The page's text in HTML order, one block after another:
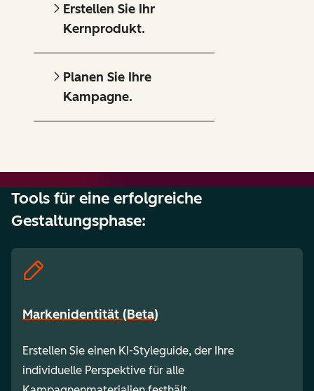
Erstellen Sie Ihr
Kernprodukt.
Planen Sie Ihre
Kampagne.
Tools für eine erfolgreiche
Gestaltungsphase:
Markenidentität (Beta)
Erstellen Sie einen KI-Styleguide, der Ihre
individuelle Perspektive für alle